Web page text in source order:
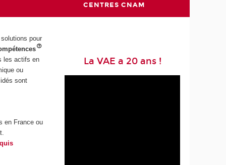
CENTRES CNAM
pour
les actifs en
ou
sont
en France ou
La VAE a 20 ans !